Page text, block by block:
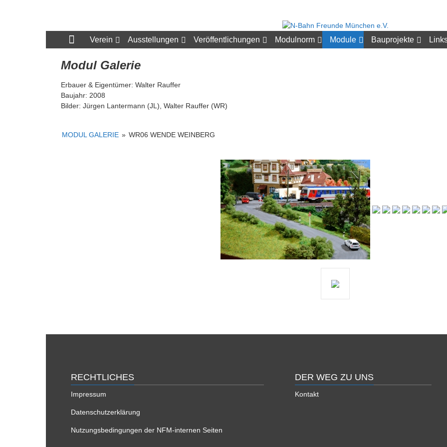
Bahn
Freunde
e.V.
Verein Ausstellungen Veröffentlichungen Modulnorm Module Bauprojekte
Modul Galerie
Erbauer & Eigentümer: Walter Rauffer
Baujahr: 2008
Bilder: Jürgen Lantermann (JL), Walter Rauffer (WR)
MODUL GALERIE » WR06 WENDE WEINBERG
RECHTLICHES
Impressum
Datenschutzerklärung
Nutzungsbedingungen der NFM-internen Seiten
DER WEG ZU UNS
Kontakt